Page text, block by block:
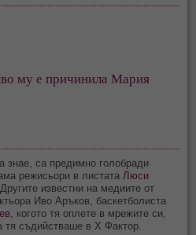
му е причинила Мария
знае, са предимно голобради
режисьори в листата Люси
. Другите известни на медиите от
Иво Аръков, баскетболиста
, когото тя оплете в мрежите си,
тя съдийстваше в X Фактор.